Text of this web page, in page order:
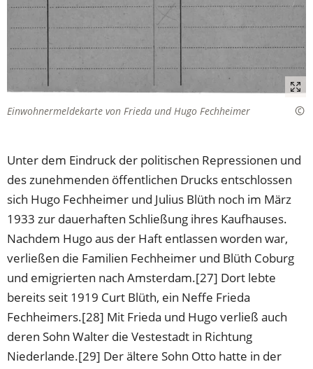
Einwohnermeldekarte von Frieda und Hugo Fechheimer
Unter dem Eindruck der politischen Repressionen und
des zunehmenden öffentlichen Drucks entschlossen
sich Hugo Fechheimer und Julius Blüth noch im März
1933 zur dauerhaften Schließung ihres Kaufhauses.
Nachdem Hugo aus der Haft entlassen worden war,
verließen die Familien Fechheimer und Blüth Coburg
und emigrierten nach Amsterdam.[27] Dort lebte
bereits seit 1919 Curt Blüth, ein Neffe Frieda
Fechheimers.[28] Mit Frieda und Hugo verließ auch
deren Sohn Walter die Vestestadt in Richtung
Niederlande.[29] Der ältere Sohn Otto hatte in der